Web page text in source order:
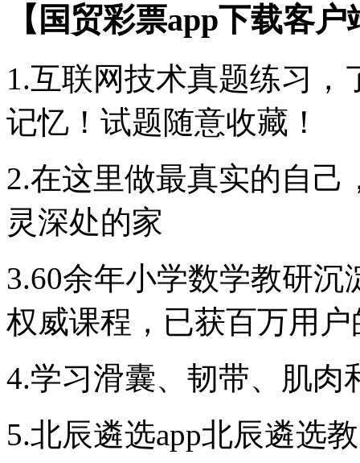
【国贸彩票app下载客
1.互联网技术真题练习
记忆！试题随意收藏！
2.在这里做最真实的自
灵深处的家
3.60余年小学数学教研
权威课程，已获百万用
4.学习滑囊、韧带、肌肉
5.北辰遴选app北辰遴选